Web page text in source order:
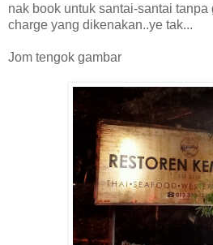
nak book untuk santai-santai
charge yang dikenakan..ye tak...
Jom tengok gambar